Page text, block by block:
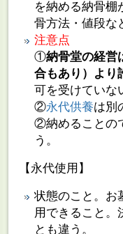
を納める納骨棚
骨方法・値段な
注意点
①納骨堂の経営
合もあり）より
可を受けていな
②永代供養は別
②納めることの
う。
【永代使用】
状態のこと。お
用できること。
とも違う。